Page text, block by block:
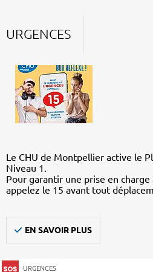
URGENCES
Le CHU de Montpellier active le
Niveau 1.
Pour garantir une prise en charge
appelez le 15 avant tout
EN SAVOIR PLUS
URGENCES